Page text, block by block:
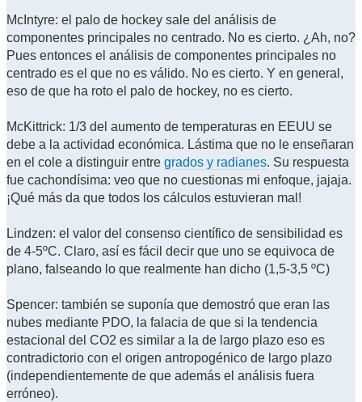
McIntyre: el palo de hockey sale del análisis de
componentes principales no centrado. No es cierto. ¿Ah, no?
Pues entonces el análisis de componentes principales no
centrado es el que no es válido. No es cierto. Y en general,
eso de que ha roto el palo de hockey, no es cierto.
McKittrick: 1/3 del aumento de temperaturas en EEUU se
debe a la actividad económica. Lástima que no le enseñaran
en el cole a distinguir entre grados y radianes. Su respuesta
fue cachondísima: veo que no cuestionas mi enfoque, jajaja.
¡Qué más da que todos los cálculos estuvieran mal!
Lindzen: el valor del consenso científico de sensibilidad es
de 4-5ºC. Claro, así es fácil decir que uno se equivoca de
plano, falseando lo que realmente han dicho (1,5-3,5 ºC)
Spencer: también se suponía que demostró que eran las
nubes mediante PDO, la falacia de que si la tendencia
estacional del CO2 es similar a la de largo plazo eso es
contradictorio con el origen antropogénico de largo plazo
(independientemente de que además el análisis fuera
erróneo).